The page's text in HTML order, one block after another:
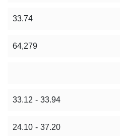
33.74
64,279
33.12 - 33.94
24.10 - 37.20